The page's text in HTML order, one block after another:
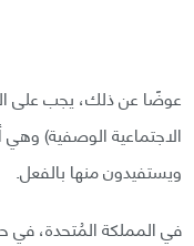
عوضًا عن ذلك، يجب على
الاجتماعية الوصفية)
ويستفيدون منها بالفعل.